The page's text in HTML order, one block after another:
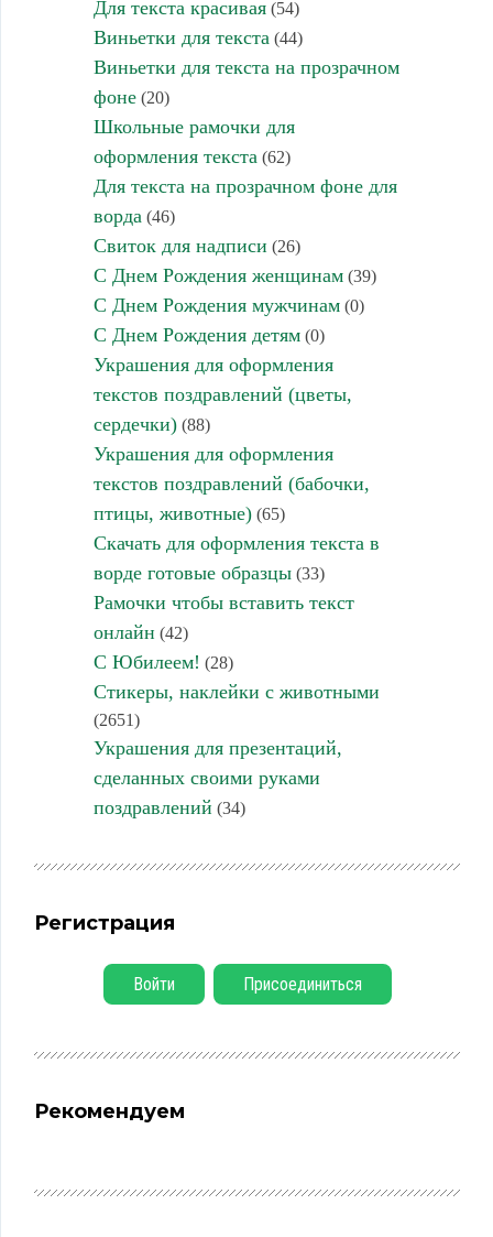
Для текста красивая(54)
Виньетки для текста (44)
Виньетки для текста на прозрачном
фоне(20)
Школьные рамочки для
оформления текста (62)
Для текста на прозрачном фоне для
ворда (46)
Свиток для надписи (26)
С Днем Рождения женщинам(39)
С Днем Рождения мужчинам(0)
С Днем Рождения детям(0)
Украшения для оформления
текстов поздравлений (цветы,
сердечки)(88)
Украшения для оформления
текстов поздравлений (бабочки,
птицы, животные)(65)
Скачать для оформления текста в
ворде готовые образцы(33)
Рамочки чтобы вставить текст
онлайн (42)
С Юбилеем! (28)
Стикеры, наклейки с животными
(2651)
Украшения для презентаций,
сделанных своими руками
поздравлений (34)
Регистрация
Войти Присоединиться
Рекомендуем